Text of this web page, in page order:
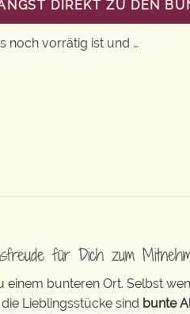
DIREKT ZU DEN
noch vorrätig ist und …
für Dich zum
bunteren Ort. Selbst
Lieblingsstücke sind bunte